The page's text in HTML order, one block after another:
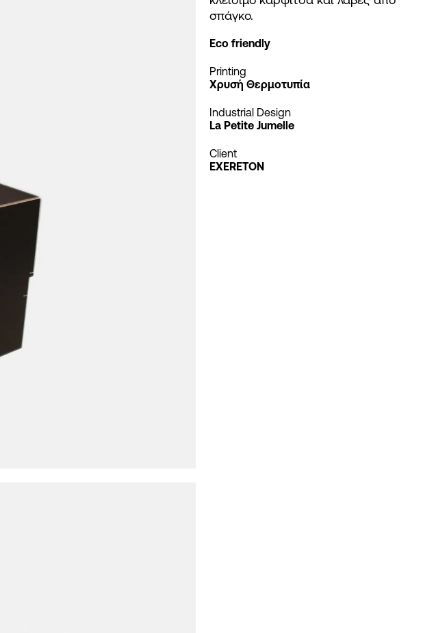
σπάγκο.
Eco friendly
Printing
Χρυσή Θερμοτυπία
Industrial Design
La Petite Jumelle
Client
EXERETON